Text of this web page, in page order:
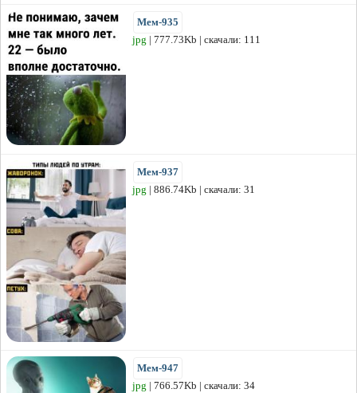
Мем-935
jpg | 777.73Kb | скачали: 111
Мем-937
jpg | 886.74Kb | скачали: 31
Мем-947
jpg | 766.57Kb | скачали: 34